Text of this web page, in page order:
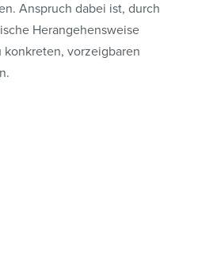
Anspruch dabei ist, durch
Herangehensweise
vorzeigbaren